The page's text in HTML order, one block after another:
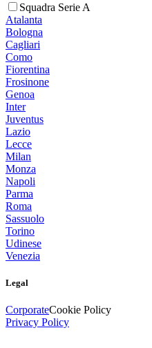
Squadra Serie A
Atalanta
Bologna
Cagliari
Como
Fiorentina
Frosinone
Genoa
Inter
Juventus
Lazio
Lecce
Milan
Monza
Napoli
Parma
Roma
Sassuolo
Torino
Udinese
Venezia
Legal
CorporateCookie Policy
Privacy Policy